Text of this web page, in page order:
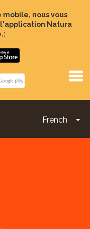
nous vous
Natura
French